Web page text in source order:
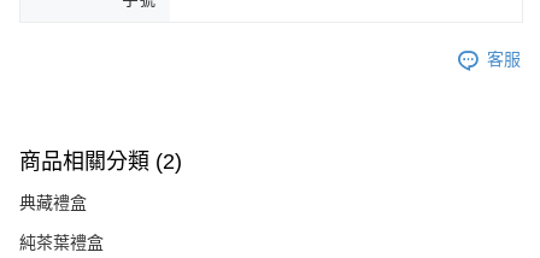
客服
商品相關分類 (2)
典藏禮盒
純茶葉禮盒